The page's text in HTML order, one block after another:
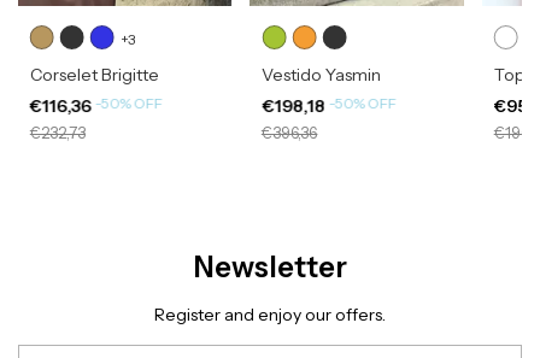
+3
Corselet Brigitte
€116,36 -50%OFF
€232,73
Vestido Yasmin
€198,18 -50%OFF
€396,36
Top
Newsletter
Register and enjoy our offers.